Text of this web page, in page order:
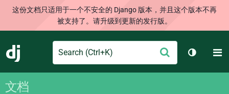
这份文档只适用于一个不安全的 Django 版本，并且这个版本不再
被支持了。请升级到更新的发行版。
Django
Search
交
切换主
文档